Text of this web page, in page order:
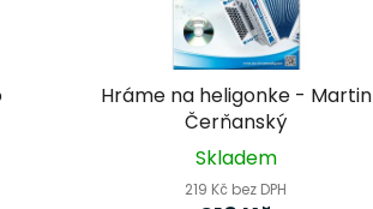
Hráme na heligonke - Martin
Čerňanský
Skladem
219 Kč bez DPH